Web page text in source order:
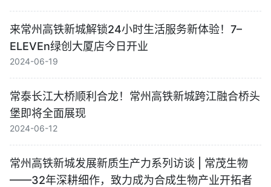
来常州高铁新城解锁24小时生活服务新体验！7–
ELEVEn绿创大厦店今日开业
2024-06-19
常泰长江大桥顺利合龙！常州高铁新城跨江融合桥头
堡即将全面展现
2024-06-12
常州高铁新城发展新质生产力系列访谈 | 常茂生物
——32年深耕细作，致力成为合成生物产业开拓者